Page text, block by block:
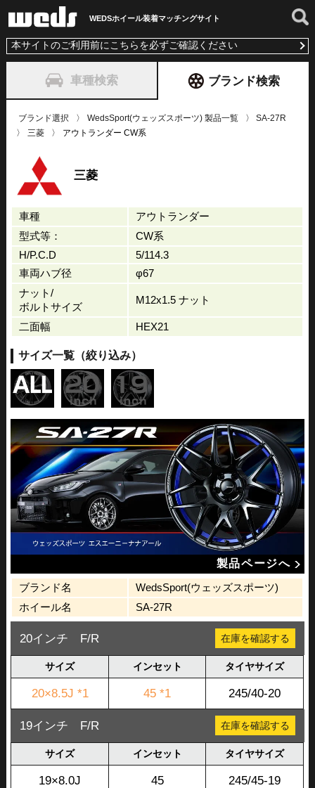
WEDSホイール装着マッチングサイト
本サイトのご利用前にこちらを必ずご確認ください
車種検索 ブランド検索
ブランド選択 WedsSport(ウェッズスポーツ) 製品一覧
SA-27R
三菱
アウトランダー CW系
三菱
車種
アウトランダー
型式等：
CW系
H/P.C.D
5/114.3
車両ハブ径
φ67
ナット/
ボルトサイズ
M12x1.5 ナット
二面幅 HEX21
サイズ一覧（絞り込み）
製品ページへ
ブランド名
WedsSport(ウェッズスポーツ)
ホイール名
SA-27R
20インチ F/R 在庫を確認する
サイズ インセット タイヤサイズ
20×8.5J *1 45 *1 245/40-20
19インチ F/R 在庫を確認する
サイズ インセット タイヤサイズ
19×8.0J 45 245/45-19